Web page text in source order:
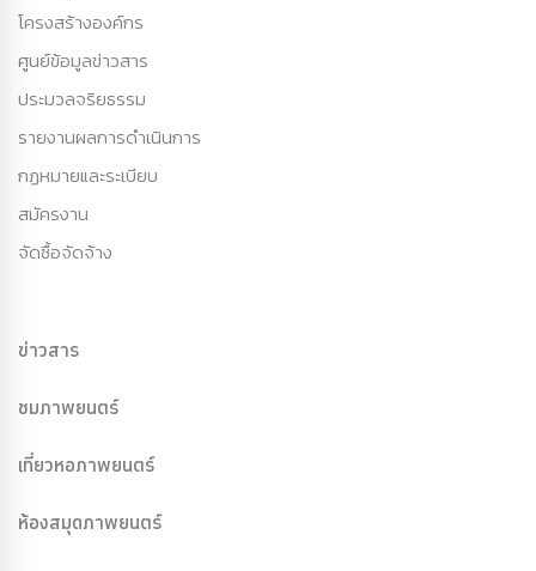
โครงสร้างองค์กร
ศูนย์ข้อมูลข่าวสาร
ประมวลจริยธรรม
รายงานผลการดำเนินการ
กฏหมายและระเบียบ
สมัครงาน
จัดซื้อจัดจ้าง
ข่าวสาร
ชมภาพยนตร์
เที่ยวหอภาพยนตร์
ห้องสมุดภาพยนตร์